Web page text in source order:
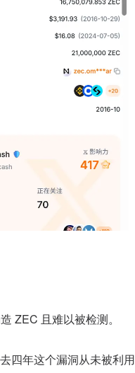
ZEC 且难以被检测。
四年这个漏洞从未被利用